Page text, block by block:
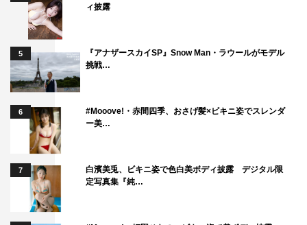
一方で、若い人が見てもあかりが就活に悩んでたりとか共
感できる部分があると思います。豊田市に行ったことのな
い方はイメージが変わると思いますし、豊田市以外の人、
名古屋の人や愛知県以外の人にもこのドラマが届くといい
なと思っています」
＜あらすじ＞
2021年夏、緑豊かな山に囲まれ清らかな水が流れる「広
瀬やな」に、主人公・大津あかり（平祐奈）が帰って来
た。28社にもおよぶ就職活動を経て、ようやくゲットした
内定の報告のための帰郷だった。しかし、誇らしげに報告
したのもつかの間、まさかの倒産で内定取り消しの一報を
ィ披露
5
『アナザースカイSP』Snow Man・ラウールがモデル
挑戦…
6
#Mooove!・赤間四季、おさげ髪×ビキニ姿でスレンダ
ー美…
7
白濱美兎、ビキニ姿で色白美ボディ披露 デジタル限
定写真集『純…